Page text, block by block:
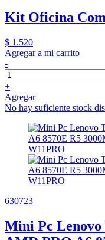
Kit Oficina
$ 1.520
Agregar a mi carrito
-
+
Agregar
No hay suficiente stock
630723
Mini Pc